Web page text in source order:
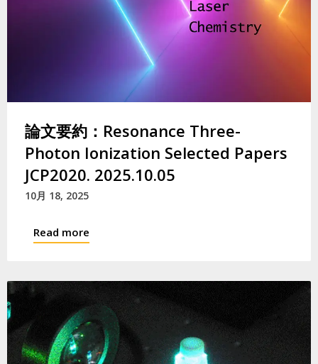
論文要約：Resonance Three-
Photon Ionization Selected Papers
JCP2020. 2025.10.05
10月 18, 2025
Read more